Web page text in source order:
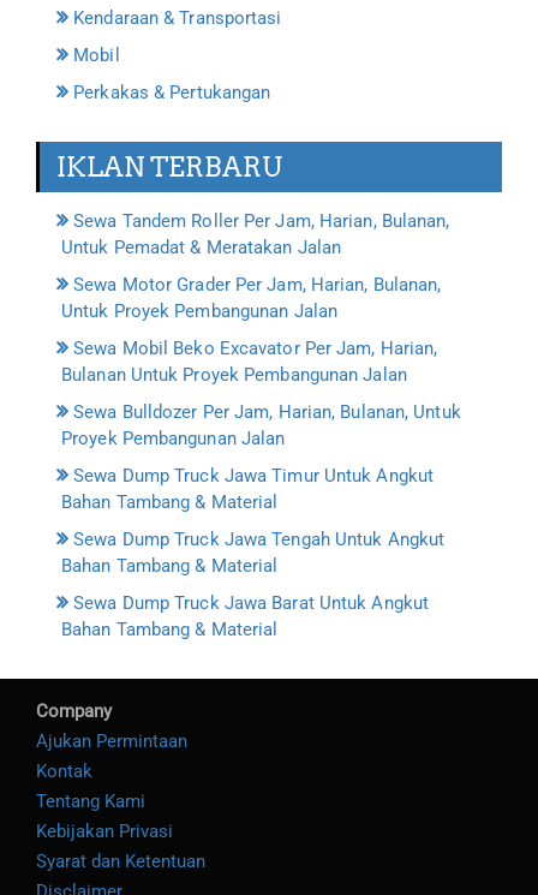
Kendaraan & Transportasi
Mobil
Perkakas & Pertukangan
IKLAN TERBARU
Sewa Tandem Roller Per Jam, Harian, Bulanan,
Untuk Pemadat & Meratakan Jalan
Sewa Motor Grader Per Jam, Harian, Bulanan,
Untuk Proyek Pembangunan Jalan
Sewa Mobil Beko Excavator Per Jam, Harian,
Bulanan Untuk Proyek Pembangunan Jalan
Sewa Bulldozer Per Jam, Harian, Bulanan, Untuk
Proyek Pembangunan Jalan
Sewa Dump Truck Jawa Timur Untuk Angkut
Bahan Tambang & Material
Sewa Dump Truck Jawa Tengah Untuk Angkut
Bahan Tambang & Material
Sewa Dump Truck Jawa Barat Untuk Angkut
Bahan Tambang & Material
Company
Ajukan Permintaan
Kontak
Tentang Kami
Kebijakan Privasi
Syarat dan Ketentuan